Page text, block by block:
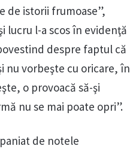
de istorii frumoase”,
lucru l-a scos în evidenţă
despre faptul că
nu vorbeşte cu oricare, în
o provoacă să-şi
nu se mai poate opri”.
de notele